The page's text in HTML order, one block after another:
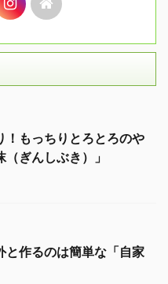
！もっちりとろとろのや
（ぎんしぶき）」
と作るのは簡単な「自家